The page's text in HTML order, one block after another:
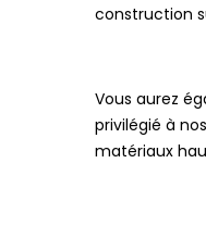
construction
Vous aurez
privilégié à
matériaux